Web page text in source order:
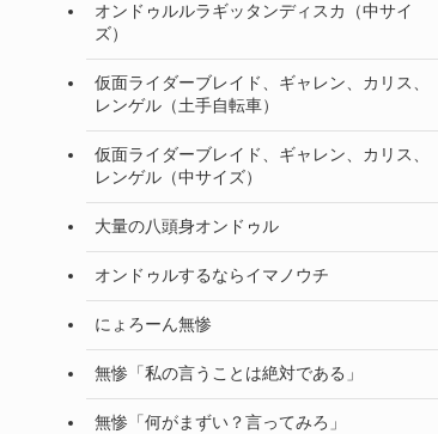
オンドゥルルラギッタンディスカ（中サイ
ズ）
仮面ライダーブレイド、ギャレン、カリス、
レンゲル（土手自転車）
仮面ライダーブレイド、ギャレン、カリス、
レンゲル（中サイズ）
大量の八頭身オンドゥル
オンドゥルするならイマノウチ
にょろーん無惨
無惨「私の言うことは絶対である」
無惨「何がまずい？言ってみろ」